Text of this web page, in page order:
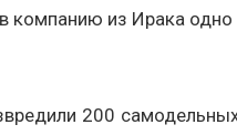
из Ирака
200